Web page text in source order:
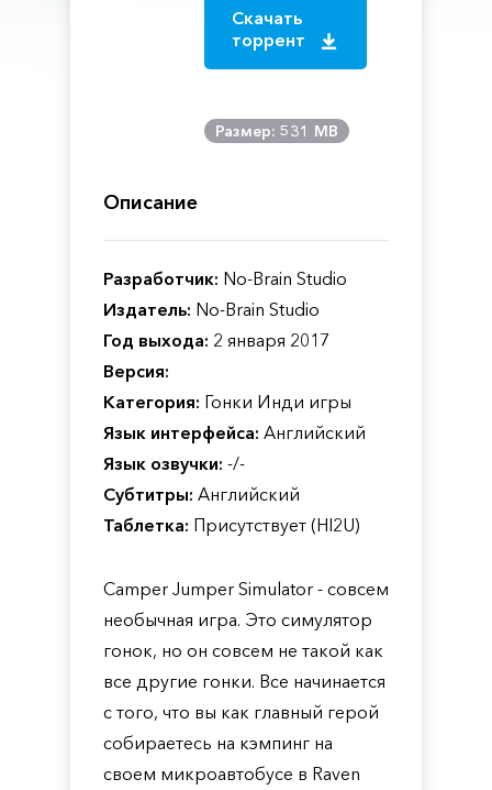
Скачать
торрент
Размер: 531 MB
Описание
Разработчик: No-Brain Studio
Издатель: No-Brain Studio
Год выхода: 2 января 2017
Версия:
Категория: Гонки Инди игры
Язык интерфейса: Английский
Язык озвучки: -/-
Субтитры: Английский
Таблетка: Присутствует (HI2U)
Camper Jumper Simulator - совсем
необычная игра. Это симулятор
гонок, но он совсем не такой как
все другие гонки. Все начинается
с того, что вы как главный герой
собираетесь на кэмпинг на
своем микроавтобусе в Raven